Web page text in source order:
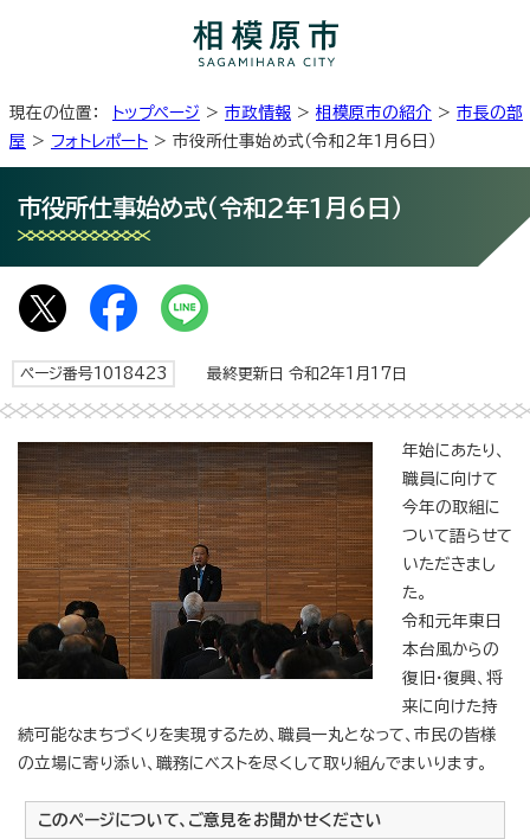
現在の位置： トップページ > 市政情報 > 相模原市の紹介 > 市長の部
屋 > フォトレポート > 市役所仕事始め式（令和2年1月6日）
市役所仕事始め式（令和2年1月6日）
ページ番号1018423 最終更新日 令和2年1月17日
年始にあたり、
職員に向けて
今年の取組に
ついて語らせて
いただきまし
た。
令和元年東日
本台風からの
復旧・復興、将
来に向けた持
続可能なまちづくりを実現するため、職員一丸となって、市民の皆様
の立場に寄り添い、職務にベストを尽くして取り組んでまいります。
このページについて、ご意見をお聞かせください